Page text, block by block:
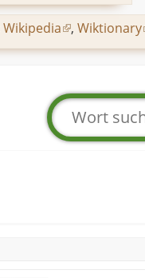
Wikipedia , Wiktionary